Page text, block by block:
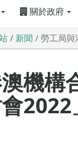
關於政府
新聞 勞工局與
機構